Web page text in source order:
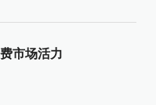
市场活力